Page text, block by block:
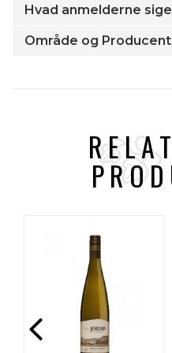
Hvad anmelderne
Område og Producent